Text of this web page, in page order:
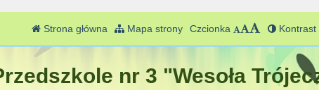
Strona główna Mapa strony Czcionka Kontrast
nr 3 "Wesoła